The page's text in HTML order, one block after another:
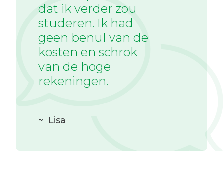
dat ik verder zou
studeren. Ik had
geen benul van de
kosten en schrok
van de hoge
rekeningen.
~ Lisa